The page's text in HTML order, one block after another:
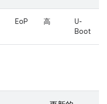
EoP 高
U-
Boot